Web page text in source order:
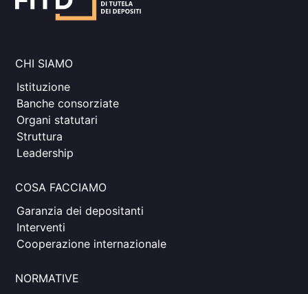
CHI SIAMO
Istituzione
Banche consorziate
Organi statutari
Struttura
Leadership
COSA FACCIAMO
Garanzia dei depositanti
Interventi
Cooperazione internazionale
NORMATIVE